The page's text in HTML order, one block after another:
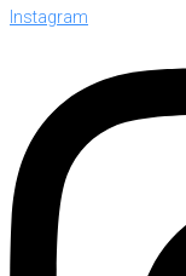
Instagram